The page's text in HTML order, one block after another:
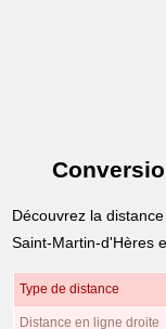
Découvrez la
Saint-Martin-d'Hères
Type de distance
Distance en ligne droite